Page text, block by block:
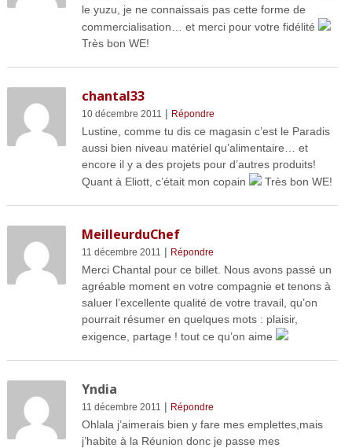
le yuzu, je ne connaissais pas cette forme de
commercialisation… et merci pour votre fidélité
Très bon WE!
chantal33
10 décembre 2011 | Répondre
Lustine, comme tu dis ce magasin c’est le Paradis
aussi bien niveau matériel qu’alimentaire… et
encore il y a des projets pour d’autres produits!
Quant à Eliott, c’était mon copain
Très bon WE!
MeilleurduChef
11 décembre 2011 | Répondre
Merci Chantal pour ce billet. Nous avons passé un
agréable moment en votre compagnie et tenons à
saluer l’excellente qualité de votre travail, qu’on
pourrait résumer en quelques mots : plaisir,
exigence, partage ! tout ce qu’on aime
Yndia
11 décembre 2011 | Répondre
Ohlala j’aimerais bien y fare mes emplettes,mais
j’habite à la Réunion donc je passe mes